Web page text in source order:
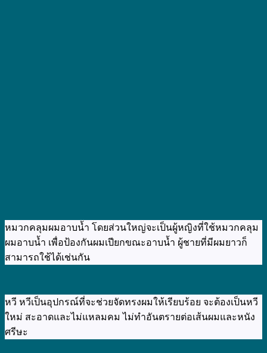
หมวกคลุมผมอาบน้ำ โดยส่วนใหญ่จะเป็นผู้หญิงที่ใช้หมวกคลุม
ผมอาบน้ำ เพื่อป้องกันผมเปียกขณะอาบน้ำ ผู้ชายที่มีผมยาวก็
สามารถใช้ได้เช่นกัน
หวี หวีเป็นอุปกรณ์ที่จะช่วยจัดทรงผมให้เรียบร้อย จะต้องเป็นหวี
ใหม่ สะอาดและไม่แหลมคม ไม่ทำอันตรายต่อเส้นผมและหนัง
ศรีษะ